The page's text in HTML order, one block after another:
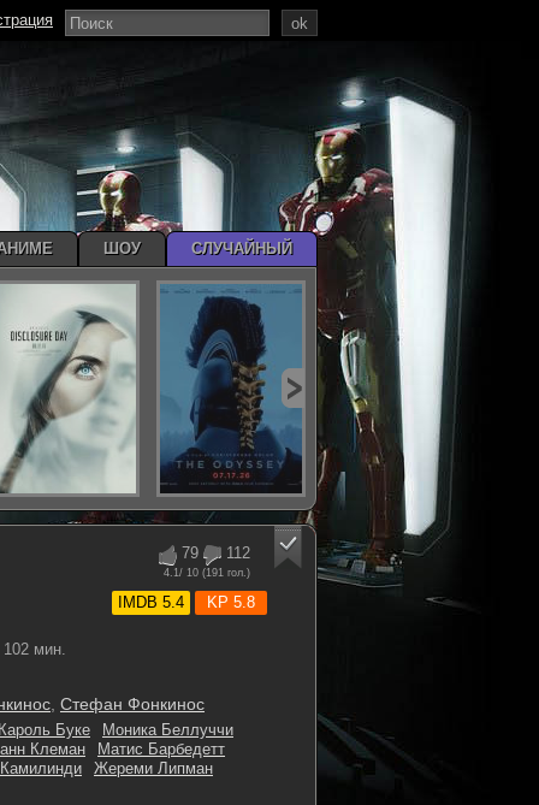
79 112
4.1/ 10 (191 гол.)
IMDB 5.4 KP 5.8
102 мин.
Стефан Фонкинос
Буке
Моника Беллуччи
Клеман
Матис Барбедетт
Жереми Липман
ok
ШОУ СЛУЧАЙНЫЙ